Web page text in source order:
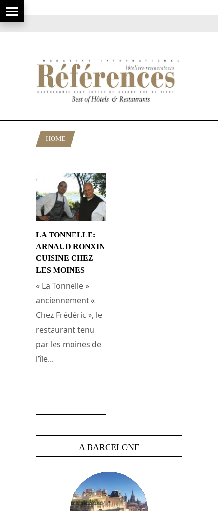
HOME
LA TONNELLE:
ARNAUD RONXIN
CUISINE CHEZ
LES MOINES
« La Tonnelle »
anciennement «
Chez Frédéric », le
restaurant tenu
par les moines de
l’île...
A BARCELONE